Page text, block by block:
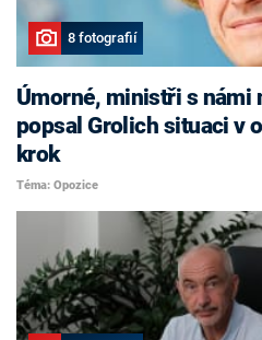
8 fotografií
Úmorné, ministři s námi
popsal Grolich situaci v
krok
Téma: Opozice